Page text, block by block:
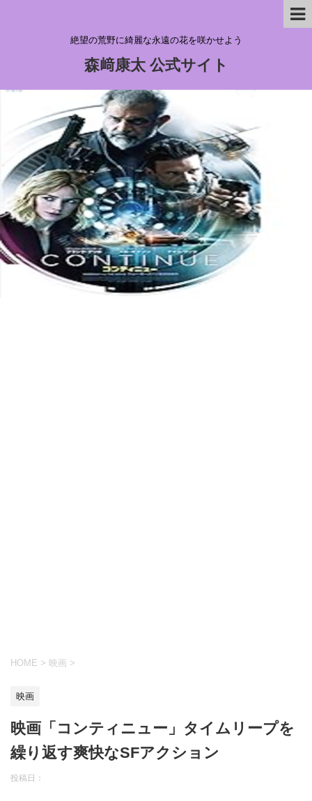
絶望の荒野に綺麗な永遠の花を咲かせよう
森﨑康太 公式サイト
HOME > 映画 >
映画
映画「コンティニュー」タイムリープを
繰り返す爽快なSFアクション
投稿日：